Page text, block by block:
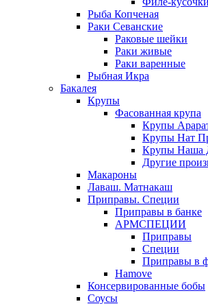
Рыба Копченая
Раки Севанские
Раковые шейки
Раки живые
Раки варенные
Рыбная Икра
Бакалея
Крупы
Фасованная крупа
Крупы
Крупы Нат
Крупы Наша
Другие
Макароны
Лаваш. Матнакаш
Приправы. Специи
Приправы в банке
АРМСПЕЦИИ
Приправы
Специи
Приправы в
Hamove
Консервированные бобы
Соусы